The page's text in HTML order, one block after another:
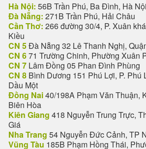
Hà Nội: 56B Trần Phú, Ba Đình, Hà Nội
Đà Nẵng: 271B Trần Phú, Hải Châu
Cần Thơ: 266 đường 30/4, P. Xuân
Kiều
CN 5Đà Nẵng 32 Lê Thanh Nghị,
CN 671 Trường Chinh, Phường Xuân
CN 7 Lâm Đồng 05 Phan Đình Phùng
CN 8 Bình Dương 151 Phú Lợi, P. Phú
Dầu Một
Đồng Nai40/198A Phạm Văn Thuận,
Biên Hòa
Kiên Giang 418 Nguyễn Trung Trực,
Giá
Nha Trang 54 Nguyễn Đức Cảnh, TP
Vũng Tàu 185B Phạm Hồng Thái,